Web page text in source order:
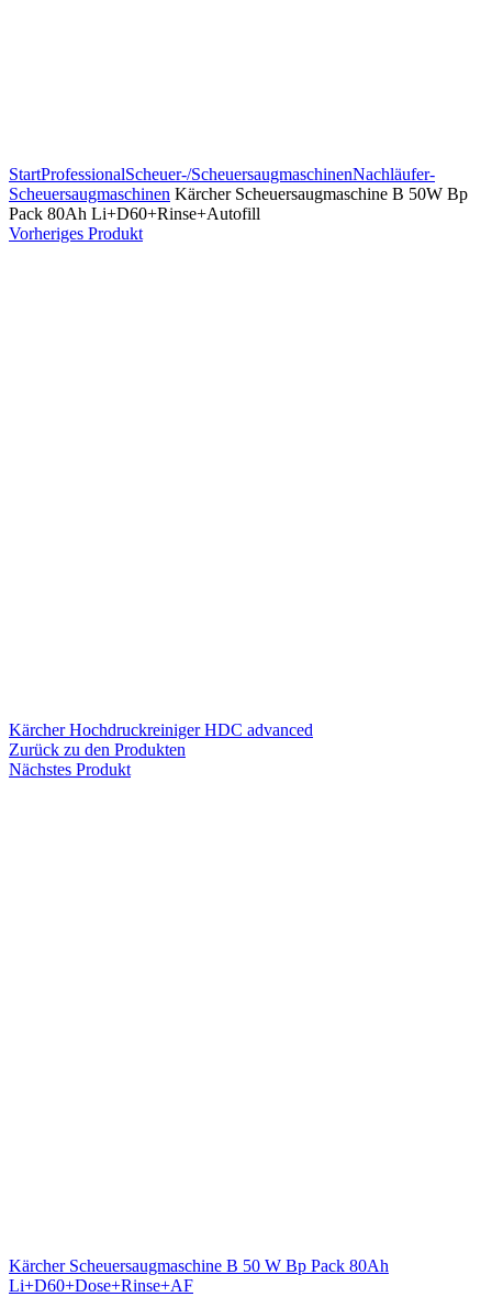
StartProfessionalScheuer-/ScheuersaugmaschinenNachläufer-
Scheuersaugmaschinen Kärcher Scheuersaugmaschine B 50W Bp
Pack 80Ah Li+D60+Rinse+Autofill
Vorheriges Produkt
Kärcher Hochdruckreiniger HDC advanced
Zurück zu den Produkten
Nächstes Produkt
Kärcher Scheuersaugmaschine B 50 W Bp Pack 80Ah
Li+D60+Dose+Rinse+AF